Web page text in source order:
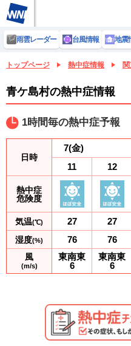
雨雲レーダー 台風情報 地震
トップページ 熱中症情報
青ケ島村の熱中症情報
1時間毎の熱中症予報
日時
熱中症
危険度
気温(℃)
湿度(%)
風
(m/s)
7(金)
11
27
76
東南東
6
12
27
76
東南東
6